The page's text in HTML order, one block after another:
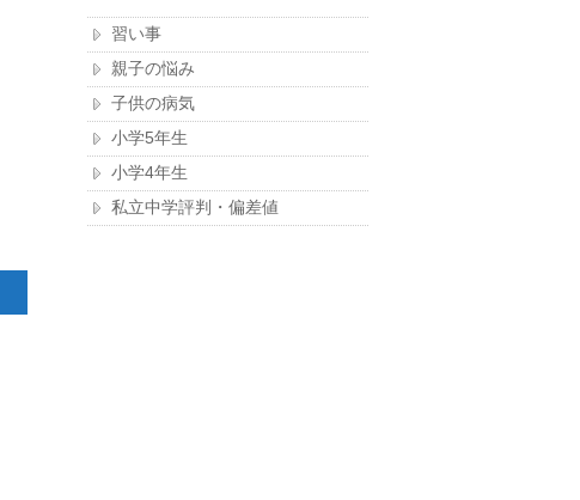
習い事
親子の悩み
子供の病気
小学5年生
小学4年生
私立中学評判・偏差値